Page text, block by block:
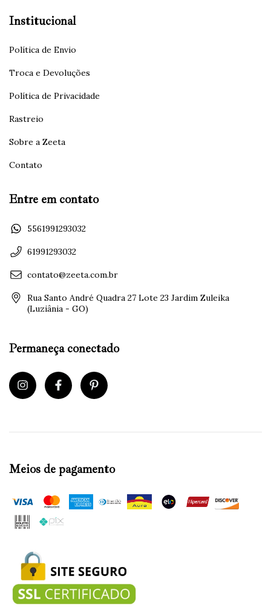
Institucional
Política de Envio
Troca e Devoluções
Política de Privacidade
Rastreio
Sobre a Zeeta
Contato
Entre em contato
5561991293032
61991293032
contato@zeeta.com.br
Rua Santo André Quadra 27 Lote 23 Jardim Zuleika
(Luziânia - GO)
Permaneça conectado
Meios de pagamento